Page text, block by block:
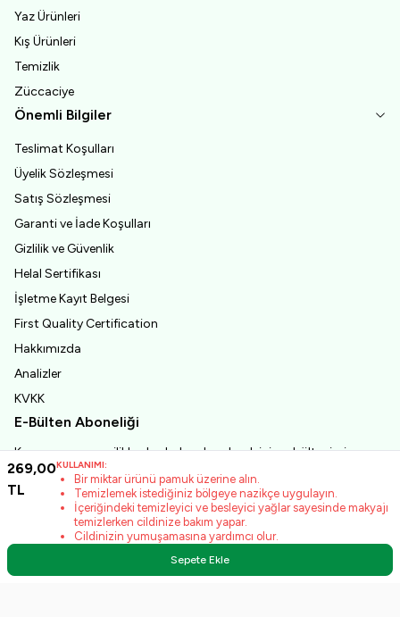
269,00
TL
KULLANIMI:
Bir miktar ürünü pamuk üzerine alın.
Temizlemek istediğiniz bölgeye nazikçe uygulayın.
İçeriğindeki temizleyici ve besleyici yağlar sayesinde makyajı
temizlerken cildinize bakım yapar.
Cildinizin yumuşamasına yardımcı olur.
Sepete Ekle
Yaz Ürünleri
Kış Ürünleri
Temizlik
Züccaciye
Önemli Bilgiler
Teslimat Koşulları
Üyelik Sözleşmesi
Satış Sözleşmesi
Garanti ve İade Koşulları
Gizlilik ve Güvenlik
Helal Sertifikası
İşletme Kayıt Belgesi
First Quality Certification
Hakkımızda
Analizler
KVKK
E-Bülten Aboneliği
Kampanya ve yeniliklerden haberdar olmak için e-bültenimize
abone olun!
Kayıt Ol
KVKK Sözleşmesi'niokudum, kabul ediyorum.